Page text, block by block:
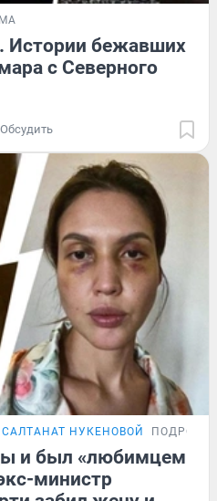
Истории бежавших
с Северного
Обсудить
НУКЕНОВОЙ
и был «любимцем
министр